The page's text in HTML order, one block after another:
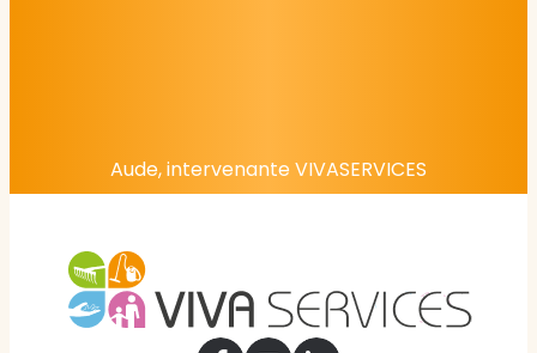
Aude, intervenante VIVASERVICES